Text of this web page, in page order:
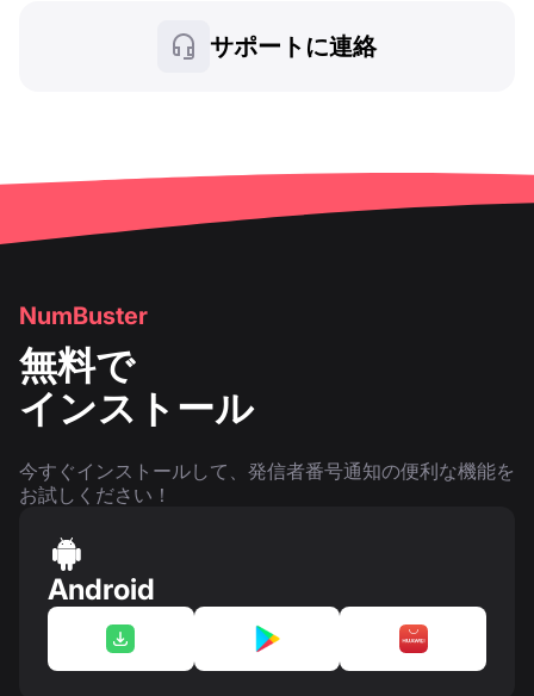
サポートに連絡
NumBuster
無料で
インストール
今すぐインストールして、発信者番号通知の便利な機能を
お試しください！
Android